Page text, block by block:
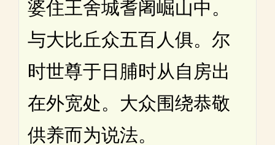
婆住王舍城耆阇崛山中。
与大比丘众五百人俱。尔
时世尊于日脯时从自房出
在外宽处。大众围绕恭敬
供养而为说法。